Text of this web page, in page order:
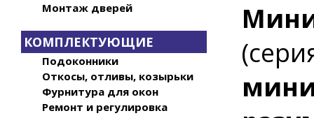
Монтаж дверей
КОМПЛЕКТУЮЩИЕ
Подоконники
Откосы, отливы, козырьки
Фурнитура для окон
Ремонт и регулировка